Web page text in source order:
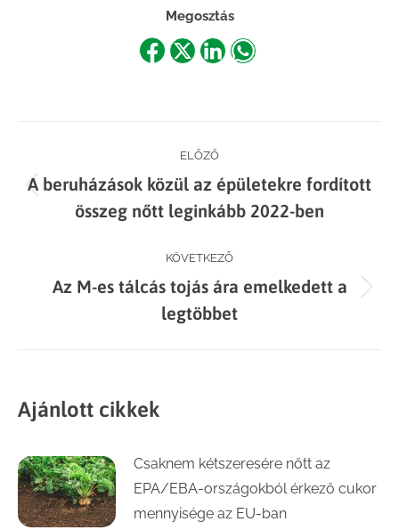
Megosztás
ShareShareShareShare
navigation
ELŐZŐ
Previous
post:
A beruházások közül az épületekre fordított
összeg nőtt leginkább 2022-ben
KÖVETKEZŐ
Next
post:
Az M-es tálcás tojás ára emelkedett a
legtöbbet
Ajánlott cikkek
Csaknem kétszeresére nőtt az
EPA/EBA-országokból érkező cukor
mennyisége az EU-ban